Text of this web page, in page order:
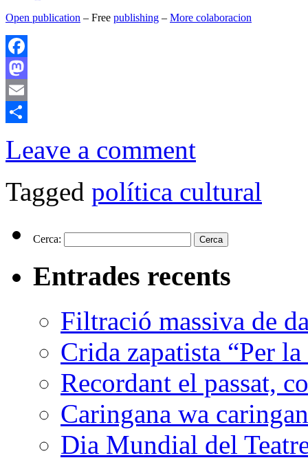
Open publication – Free publishing – More colaboracion
Facebook
Mastodon
Email
Leave a comment
Tagged política cultural
Cerca:
Entrades recents
Filtració massiva de
Crida zapatista “Per
Recordant el passat,
Caringana wa
Dia Mundial del